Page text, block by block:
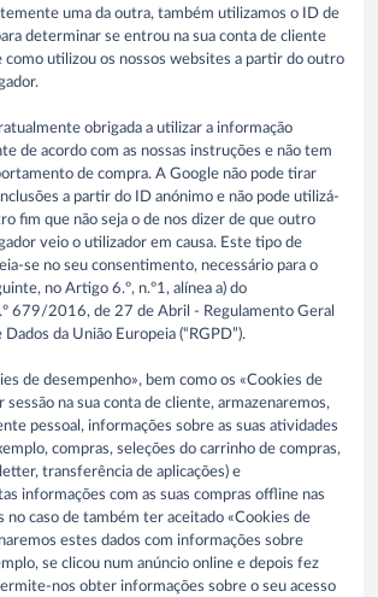
uma da outra, também utilizamos o ID de
determinar se entrou na sua conta de cliente
utilizou os nossos websites a partir do outro
obrigada a utilizar a informação
de acordo com as nossas instruções e não tem
de compra. A Google não pode tirar
a partir do ID anónimo e não pode utilizá-
fim que não seja o de nos dizer de que outro
veio o utilizador em causa. Este tipo de
se no seu consentimento, necessário para o
no Artigo 6.º, n.º1, alínea a) do
679/2016, de 27 de Abril - Regulamento Geral
da União Europeia (“RGPD”).
de desempenho», bem como os «Cookies de
sessão na sua conta de cliente, armazenaremos,
pessoal, informações sobre as suas atividades
compras, seleções do carrinho de compras,
transferência de aplicações) e
informações com as suas compras offline nas
no caso de também ter aceitado «Cookies de
estes dados com informações sobre
se clicou num anúncio online e depois fez
nos obter informações sobre o seu acesso